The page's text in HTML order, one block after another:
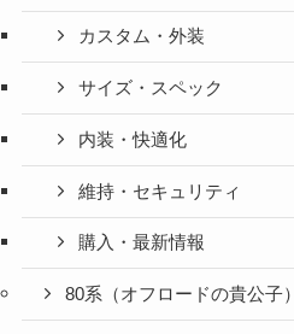
カスタム・外装
サイズ・スペック
内装・快適化
維持・セキュリティ
購入・最新情報
80系（オフロードの貴公子）